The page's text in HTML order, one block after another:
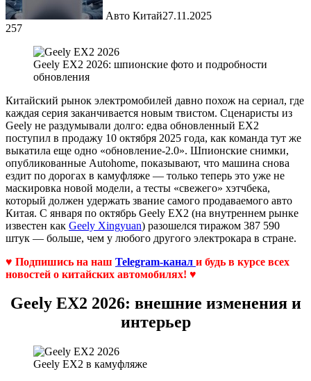
Авто Китай27.11.2025
257
Geely EX2 2026: шпионские фото и подробности
обновления
Китайский рынок электромобилей давно похож на сериал, где
каждая серия заканчивается новым твистом. Сценаристы из
Geely не раздумывали долго: едва обновленный EX2
поступил в продажу 10 октября 2025 года, как команда тут же
выкатила еще одно «обновление-2.0». Шпионские снимки,
опубликованные Autohome, показывают, что машина снова
ездит по дорогах в камуфляже — только теперь это уже не
маскировка новой модели, а тесты «свежего» хэтчбека,
который должен удержать звание самого продаваемого авто
Китая. С января по октябрь Geely EX2 (на внутреннем рынке
известен как Geely Xingyuan) разошелся тиражом 387 590
штук — больше, чем у любого другого электрокара в стране.
♥ Подпишись на наш Telegram-канал и будь в курсе всех
новостей о китайских автомобилях! ♥
Geely EX2 2026: внешние изменения и
интерьер
Geely EX2 в камуфляже